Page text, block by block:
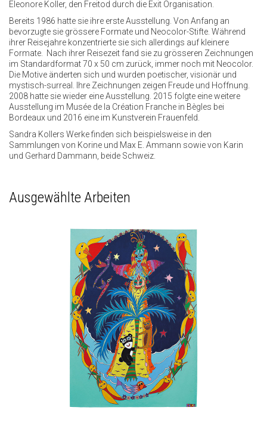
Eleonore Koller, den Freitod durch die Exit Organisation.
Bereits 1986 hatte sie ihre erste Ausstellung. Von Anfang an
bevorzugte sie grössere Formate und Neocolor-Stifte. Während
ihrer Reisejahre konzentrierte sie sich allerdings auf kleinere
Formate. Nach ihrer Reisezeit fand sie zu grösseren Zeichnungen
im Standardformat 70 x 50 cm zurück, immer noch mit Neocolor.
Die Motive änderten sich und wurden poetischer, visionär und
mystisch-surreal. Ihre Zeichnungen zeigen Freude und Hoffnung.
2008 hatte sie wieder eine Ausstellung. 2015 folgte eine weitere
Ausstellung im Musée de la Création Franche in Bègles bei
Bordeaux und 2016 eine im Kunstverein Frauenfeld.
Sandra Kollers Werke finden sich beispielsweise in den
Sammlungen von Korine und Max E. Ammann sowie von Karin
und Gerhard Dammann, beide Schweiz.
Ausgewählte Arbeiten